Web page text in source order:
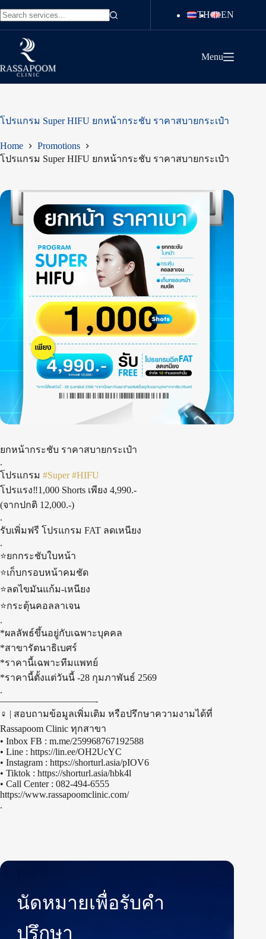
to
results
TH EN
Menu
โปรแกรม Super HIFU ยกหน้ากระชับ ราคาสบายกระเป๋า
Home
Promotions
โปรแกรม Super HIFU ยกหน้ากระชับ ราคาสบายกระเป๋า
ยกหน้ากระชับ ราคาสบายกระเป๋า
.
โปรแกรม #Super #HIFU
โปรแรง‼️1,000 Shorts เพียง 4,990.-
(จากปกติ 12,000.-)
.
รับเพิ่มฟรี โปรแกรม FAT ลดเหนียง
.
⭐ยกกระชับใบหน้า
⭐เก็บกรอบหน้าคมชัด
⭐ลดไขมันแก้ม-เหนียง
⭐กระตุ้นคอลลาเจน
.
*ผลลัพธ์ขึ้นอยู่กับเฉพาะบุคคล
*สาขารัตนาธิเบศร์
*ราคานี้เฉพาะทีมแพทย์
*ราคานี้ตั้งแต่วันนี้ -28 กุมภาพันธ์ 2569
.
——————————-
‍♀️ | สอบถามข้อมูลเพิ่มเติม หรือปรึกษาความงามได้ที่
Rassapoom Clinic ทุกสาขา
• Inbox FB : m.me/259968767192588
• Line : https://lin.ee/OH2UcYC
• Instagram : https://shorturl.asia/pIOV6
• Tiktok : https://shorturl.asia/hbk4l
• Call Center : 082-494-6555
https://www.rassapoomclinic.com/
.
นัดหมายเพื่อรับคำ
ปรึกษา